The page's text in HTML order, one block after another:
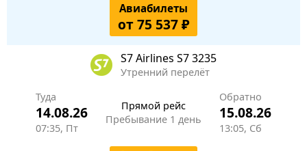
Авиабилеты
от 75 537 ₽
S7 Airlines S7 3235
Утренний перелёт
Туда
14.08.26
07:35, Пт
Прямой рейс
Пребывание 1 день
Обратно
15.08.26
13:05, Сб